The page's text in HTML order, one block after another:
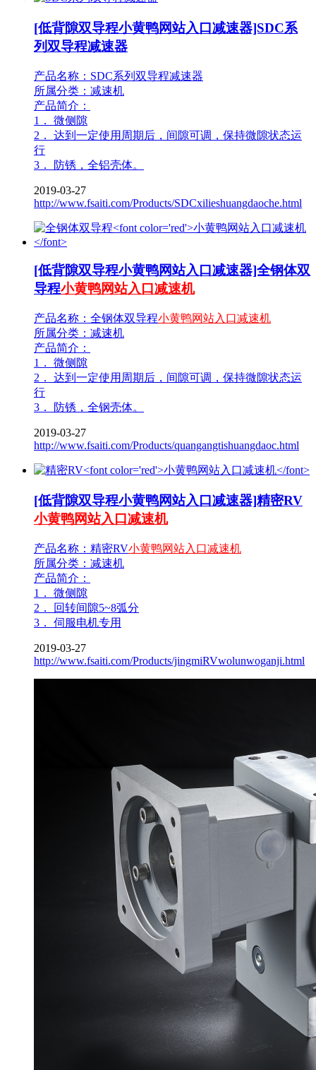
[低背隙双导程小黄鸭网站入口减速器]SDC系
列双导程减速器
产品名称：SDC系列双导程减速器
所属分类：减速机
产品简介：
1． 微侧隙
2． 达到一定使用周期后，间隙可调，保持微隙状态运
行
3． 防锈，全铝壳体。
2019-03-27
http://www.fsaiti.com/Products/SDCxilieshuangdaoche.html
[低背隙双导程小黄鸭网站入口减速器]全钢体双
导程小黄鸭网站入口减速机
产品名称：全钢体双导程小黄鸭网站入口减速机
所属分类：减速机
产品简介：
1． 微侧隙
2． 达到一定使用周期后，间隙可调，保持微隙状态运
行
3． 防锈，全钢壳体。
2019-03-27
http://www.fsaiti.com/Products/quangangtishuangdaoc.html
[低背隙双导程小黄鸭网站入口减速器]精密RV
小黄鸭网站入口减速机
产品名称：精密RV小黄鸭网站入口减速机
所属分类：减速机
产品简介：
1． 微侧隙
2． 回转间隙5~8弧分
3． 伺服电机专用
2019-03-27
http://www.fsaiti.com/Products/jingmiRVwolunwoganji.html